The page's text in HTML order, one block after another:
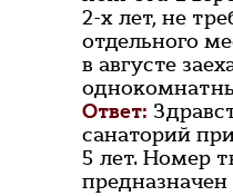
2-х лет, не
отдельного
в августе
Ответ:
санаторий
5 лет. Номер